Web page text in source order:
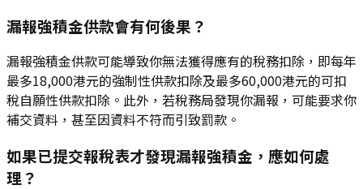
漏報強積金供款會有何後果？
漏報強積金供款可能導致你無法獲得應有的稅務扣除，即每年
最多18,000港元的強制性供款扣除及最多60,000港元的可扣
稅自願性供款扣除。此外，若稅務局發現你漏報，可能要求你
補交資料，甚至因資料不符而引致罰款。
如果已提交報稅表才發現漏報強積金，應如何處
理？